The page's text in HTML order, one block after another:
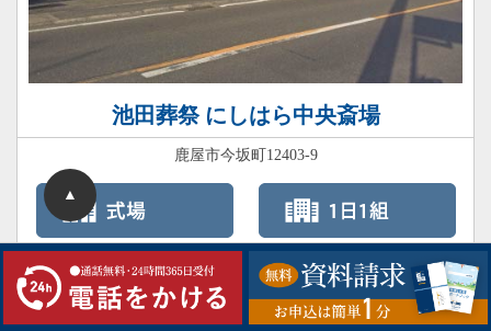
池田葬祭 にしはら中央斎場
鹿屋市今坂町12403-9
▲